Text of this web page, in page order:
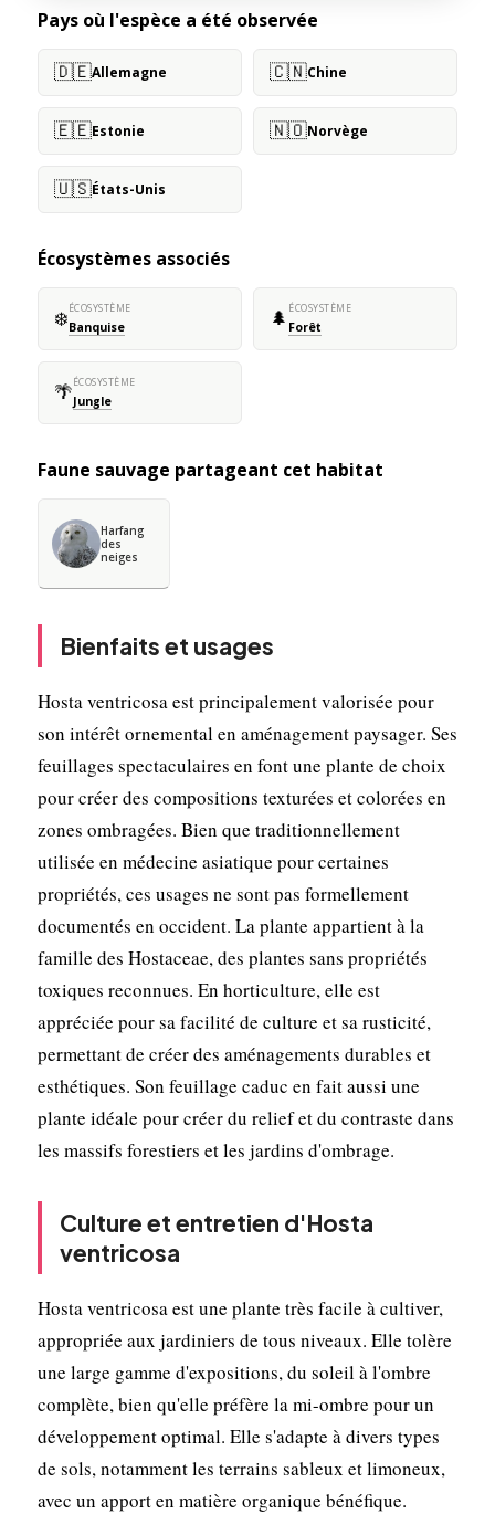
Pays où l'espèce a été observée
🇩🇪Allemagne 🇨🇳Chine
🇪🇪Estonie 🇳🇴Norvège
🇺🇸États-Unis
Écosystèmes associés
❄️ÉCOSYSTÈME
Banquise 🌲 ÉCOSYSTÈME
Forêt
🌴ÉCOSYSTÈME
Jungle
Faune sauvage partageant cet habitat
Harfang
des
neiges
Bienfaits et usages
Hosta ventricosa est principalement valorisée pour
son intérêt ornemental en aménagement paysager. Ses
feuillages spectaculaires en font une plante de choix
pour créer des compositions texturées et colorées en
zones ombragées. Bien que traditionnellement
utilisée en médecine asiatique pour certaines
propriétés, ces usages ne sont pas formellement
documentés en occident. La plante appartient à la
famille des Hostaceae, des plantes sans propriétés
toxiques reconnues. En horticulture, elle est
appréciée pour sa facilité de culture et sa rusticité,
permettant de créer des aménagements durables et
esthétiques. Son feuillage caduc en fait aussi une
plante idéale pour créer du relief et du contraste dans
les massifs forestiers et les jardins d'ombrage.
Culture et entretien d'Hosta
ventricosa
Hosta ventricosa est une plante très facile à cultiver,
appropriée aux jardiniers de tous niveaux. Elle tolère
une large gamme d'expositions, du soleil à l'ombre
complète, bien qu'elle préfère la mi-ombre pour un
développement optimal. Elle s'adapte à divers types
de sols, notamment les terrains sableux et limoneux,
avec un apport en matière organique bénéfique.